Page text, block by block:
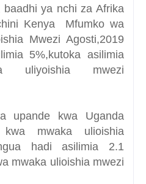
ya nchi za Afrika
Kenya Mfumko wa
Mwezi Agosti,2019
5%,kutoka asilimia
uliyoishia mwezi
upande kwa Uganda
mwaka ulioishia
hadi asilimia 2.1
mwaka ulioishia mwezi